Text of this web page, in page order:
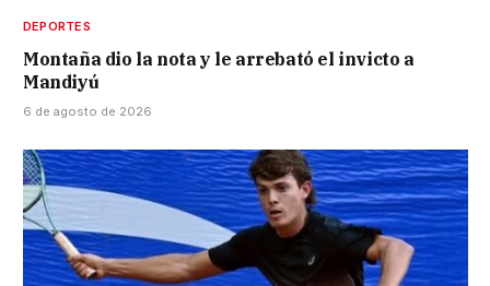
DEPORTES
Montaña dio la nota y le arrebató el invicto a
Mandiyú
6 de agosto de 2026